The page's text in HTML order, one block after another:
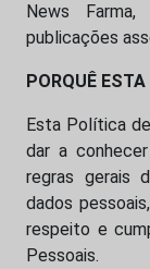
News
publicações
PORQUÊ
Esta Política
dar a
regras gerais
dados
respeito e
Pessoais.